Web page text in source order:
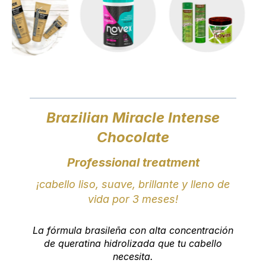
Brazilian Miracle Intense
Chocolate
Professional treatment
¡cabello liso, suave, brillante y lleno de
vida por 3 meses!
La fórmula brasileña con alta concentración
de queratina hidrolizada que tu cabello
necesita.